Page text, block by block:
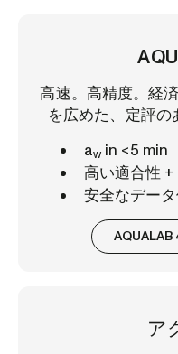
高速。高精度。経
を広めた、定評の
aw in <5 min
高い適合性
安全なデー
AQUALAB
ア